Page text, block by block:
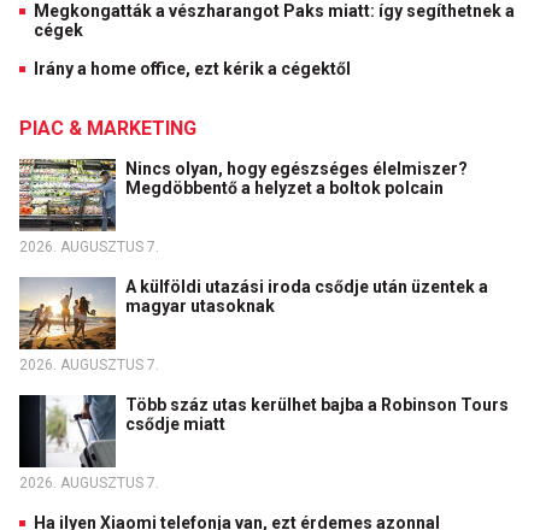
Megkongatták a vészharangot Paks miatt: így segíthetnek a
cégek
Irány a home office, ezt kérik a cégektől
PIAC & MARKETING
Nincs olyan, hogy egészséges élelmiszer?
Megdöbbentő a helyzet a boltok polcain
2026. AUGUSZTUS 7.
A külföldi utazási iroda csődje után üzentek a
magyar utasoknak
2026. AUGUSZTUS 7.
Több száz utas kerülhet bajba a Robinson Tours
csődje miatt
2026. AUGUSZTUS 7.
Ha ilyen Xiaomi telefonja van, ezt érdemes azonnal